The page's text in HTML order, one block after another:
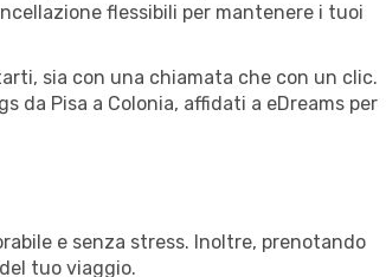
flessibili per mantenere i tuoi
sia con una chiamata che con un clic.
da Pisa a Colonia, affidati a eDreams per
e senza stress. Inoltre, prenotando
tuo viaggio.